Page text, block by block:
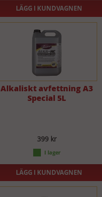
LÄGG I KUNDVAGNEN
Alkaliskt avfettning A3
Special 5L
399 kr
LÄGG I KUNDVAGNEN